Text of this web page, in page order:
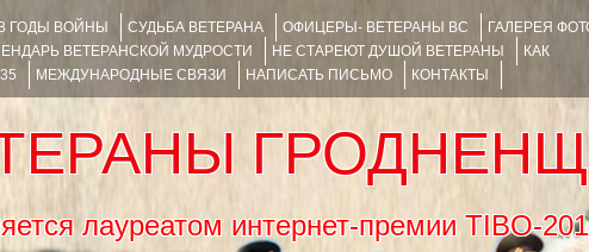
ГОДЫ ВОЙНЫ СУДЬБА ВЕТЕРАНА ОФИЦЕРЫ- ВЕТЕРАНЫ ВС
ГАЛЕРЕЯ
ВЕТЕРАНСКОЙ МУДРОСТИ НЕ СТАРЕЮТ ДУШОЙ ВЕТЕРАНЫ
КАК
МЕЖДУНАРОДНЫЕ СВЯЗИ НАПИСАТЬ ПИСЬМО КОНТАКТЫ
лауреатом интернет-премии